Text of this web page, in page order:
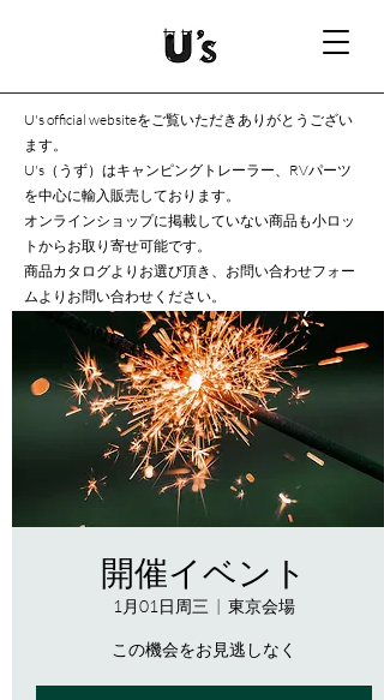
U's official websiteをご覧いただきありがとうござい
ます。
U's（うず）はキャンピングトレーラー、RVパーツ
を中心に輸入販売しております。
オンラインショップに掲載していない商品も小ロッ
トからお取り寄せ可能です。
商品カタログよりお選び頂き、お問い合わせフォー
ムよりお問い合わせください。
開催イベント
1月01日周三
  |
東京会場
この機会をお見逃しなく